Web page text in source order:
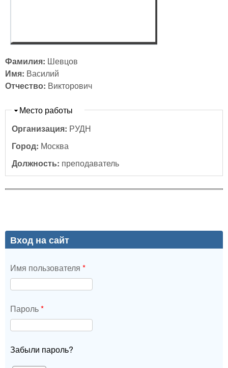
Фамилия: Шевцов
Имя: Василий
Отчество: Викторович
Скрыть
Место работы
Организация: РУДН
Город: Москва
Должность: преподаватель
Вход на сайт
Имя пользователя *
Пароль*
Забыли пароль?